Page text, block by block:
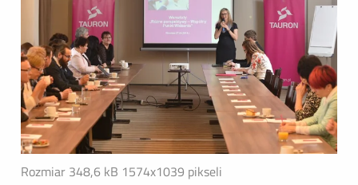
Rozmiar 348,6 kB 1574x1039 pikseli